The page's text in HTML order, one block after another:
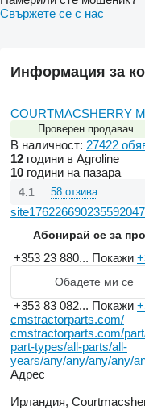
Свържете се с нас
Информация за
COURTMACSHERRY
Проверен продавач
В наличност: 27422
12 години в Agroline
10 години на пазара
4.1 58 отзива
Абонирай се за
+353 23 880... Покажи
Обадете ми се
+353 83 082... Покажи
cmstractorparts.com/
cmstractorparts.com/
part-types/all-parts/all-
years/any/any/any/any/
Адрес
Ирландия,